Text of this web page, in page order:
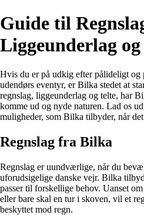
Guide til
Liggeunderlag
Hvis du er på udkig efter pålideligt
udendørs eventyr, er Bilka stedet at
regnslag, liggeunderlag og telte, har
komme ud og nyde naturen. Lad os
muligheder, som Bilka tilbyder, når
Regnslag fra Bilka
Regnslag er uundværlige, når du
uforudsigelige danske vejr. Bilka
passer til forskellige behov. Uanset
eller bare skal en tur i skoven, vil et
beskyttet mod regn.